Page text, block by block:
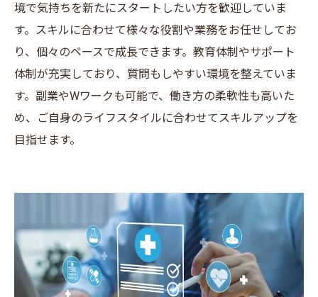
境で気持ちを新たにスタートしたい方を歓迎していま
す。スキルに合わせて様々な役割や業務をお任せしてお
り、個々のペースで成長できます。教育体制やサポート
体制が充実しており、質問もしやすい環境を整えていま
す。副業やWワークも可能で、働き方の柔軟性も高いた
め、ご自身のライフスタイルに合わせてスキルアップを
目指せます。